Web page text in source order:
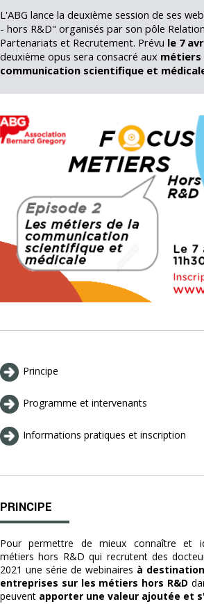
L'ABG lance la deuxième session de ses
- hors R&D" organisés par son pôle
Partenariats et Recrutement. Prévu le 7
deuxième opus sera consacré aux métiers
communication scientifique et
Principe
Programme et intervenants
Informations pratiques et inscription
PRINCIPE
Pour permettre de mieux connaître et
métiers hors R&D qui recrutent des
2021 une série de webinaires à
entreprises sur les métiers hors R&D
peuvent apporter une valeur ajoutée et